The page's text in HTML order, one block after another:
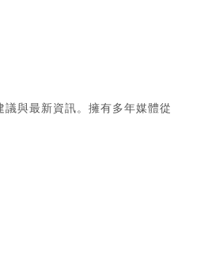
與最新資訊。擁有多年媒體從